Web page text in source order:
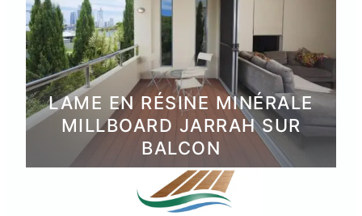
LAME EN RÉSINE MINÉRALE
MILLBOARD JARRAH SUR
BALCON